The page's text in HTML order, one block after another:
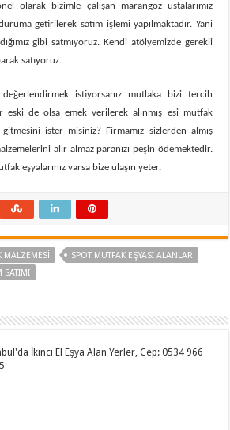
olarak bizimle çalışan marangoz ustalarımız
getirilerek satım işlemi yapılmaktadır. Yani
gibi satmıyoruz. Kendi atölyemizde gerekli
satıyoruz.
değerlendirmek istiyorsanız mutlaka bizi tercih
eski de olsa emek verilerek alınmış esi mutfak
ister misiniz? Firmamız sizlerden almış
alır almaz paranızı peşin ödemektedir.
eşyalarınız varsa bize ulaşın yeter.
MALZEMESI
SPOT MUTFAK EŞYASI ALANLAR
SATIMI
İkinci El Eşya Alan Yerler, Cep: 0534 966